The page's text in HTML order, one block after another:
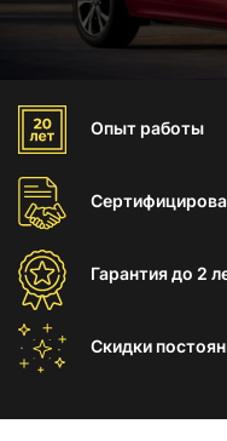
Опыт работы
Гарантиядо 2
Скидки